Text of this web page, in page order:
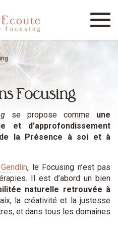
Menu
Focusing
se propose comme une
et d’approfondissement
la Présence à soi et à
, le Focusing n’est pas
Il est d’abord un bien
naturelle retrouvée à
la créativité et la justesse
et dans tous les domaines